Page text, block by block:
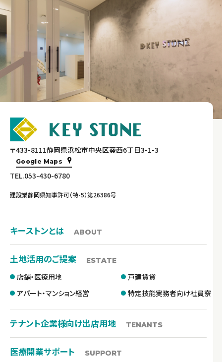
〒433-8111静岡県浜松市中央区葵西6丁目3-1-3
Google Maps
TEL.053-430-6780
建設業静岡県知事許可（特-5）第26386号
キーストンとは ABOUT
土地活用のご提案 ESTATE
店舗・医療用地
戸建賃貸
アパート・マンション経営
特定技能実務者向け社員寮
テナント企業様向け出店用地 TENANTS
医療開業サポート SUPPORT